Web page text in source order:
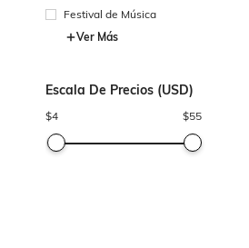
Festival de Música
Ver Más
Escala De Precios (USD)
$4 $55